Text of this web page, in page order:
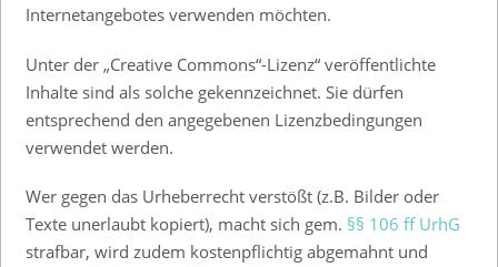
Internetangebotes verwenden möchten.
Unter der „Creative Commons“-Lizenz“ veröffentlichte
Inhalte sind als solche gekennzeichnet. Sie dürfen
entsprechend den angegebenen Lizenzbedingungen
verwendet werden.
Wer gegen das Urheberrecht verstößt (z.B. Bilder oder
Texte unerlaubt kopiert), macht sich gem. §§ 106 ff UrhG
strafbar, wird zudem kostenpflichtig abgemahnt und